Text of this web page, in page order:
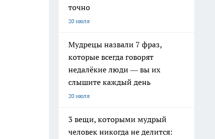
точно
20 июля
Мудрецы назвали 7 фраз,
которые всегда говорят
недалёкие люди — вы их
слышите каждый день
20 июля
3 вещи, которыми мудрый
человек никогда не делится: